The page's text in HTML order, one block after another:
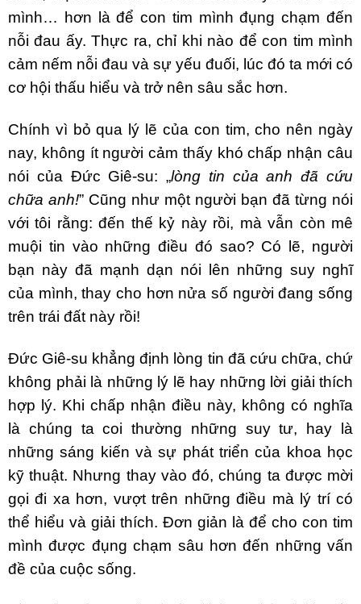
mình… hơn là để con tim mình đụng chạm đến
nỗi đau ấy. Thực ra, chỉ khi nào để con tim mình
cảm nếm nỗi đau và sự yếu đuối, lúc đó ta mới có
cơ hội thấu hiểu và trở nên sâu sắc hơn.
Chính vì bỏ qua lý lẽ của con tim, cho nên ngày
nay, không ít người cảm thấy khó chấp nhận câu
nói của Đức Giê-su: „lòng tin của anh đã cứu
chữa anh!” Cũng như một người bạn đã từng nói
với tôi rằng: đến thế kỷ này rồi, mà vẫn còn mê
muội tin vào những điều đó sao? Có lẽ, người
bạn này đã mạnh dạn nói lên những suy nghĩ
của mình, thay cho hơn nửa số người đang sống
trên trái đất này rồi!
Đức Giê-su khẳng định lòng tin đã cứu chữa, chứ
không phải là những lý lẽ hay những lời giải thích
hợp lý. Khi chấp nhận điều này, không có nghĩa
là chúng ta coi thường những suy tư, hay là
những sáng kiến và sự phát triển của khoa học
kỹ thuật. Nhưng thay vào đó, chúng ta được mời
gọi đi xa hơn, vượt trên những điều mà lý trí có
thể hiểu và giải thích. Đơn giản là để cho con tim
mình được đụng chạm sâu hơn đến những vấn
đề của cuộc sống.